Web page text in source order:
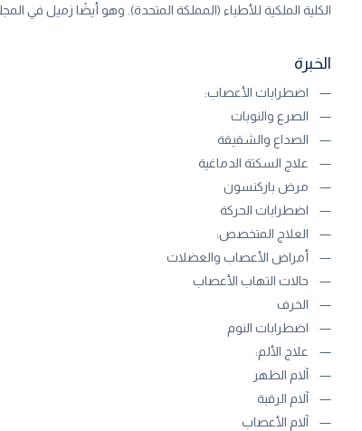
الكلية الملكية للأطباء (المملكة المتحدة). وهو أيضًا زميل في
الخبرة
اضطرابات الأعصاب:
الصرع والنوبات
الصداع والشقيقة
علاج السكتة الدماغية
مرض باركنسون
اضطرابات الحركة
العلاج المتخصص:
أمراض الأعصاب والعضلات
حالات التهاب الأعصاب
الخرف
اضطرابات النوم
علاج الألم:
آلام الظهر
آلام الرقبة
آلام الأعصاب